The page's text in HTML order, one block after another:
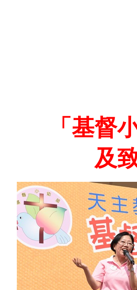
「基督
及